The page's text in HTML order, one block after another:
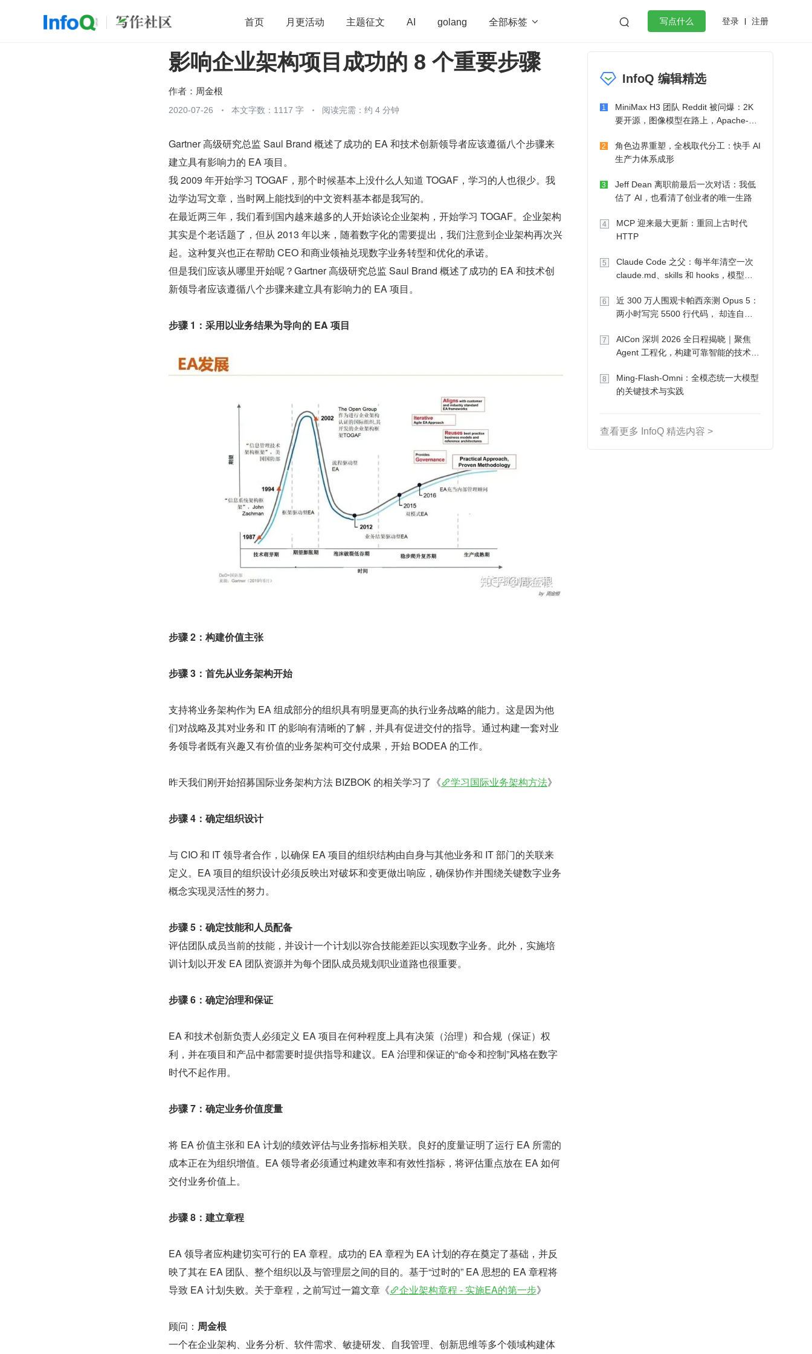
首页 月更活动 主题征文 AI golang 全部标签   写点什么 登录 注册
开源 架构 OpenHarmony 算法 学习方法 Web3.0 高效工作
团队管理 微服务架构 flutter
影响企业架构项目成功的 8 个重要步骤
作者： 周金根
2020-07-26 本文字数：1117 字 阅读完需：约 4 分钟
Gartner 高级研究总监 Saul Brand 概述了成功的 EA 和技术创新领导者应该遵循八个步骤来
建立具有影响力的 EA 项目。
我 2009 年开始学习 TOGAF，那个时候基本上没什么人知道 TOGAF，学习的人也很少。我
边学边写文章，当时网上能找到的中文资料基本都是我写的。
在最近两三年，我们看到国内越来越多的人开始谈论企业架构，开始学习 TOGAF。企业架构
其实是个老话题了，但从 2013 年以来，随着数字化的需要提出，我们注意到企业架构再次兴
起。这种复兴也正在帮助 CEO 和商业领袖兑现数字业务转型和优化的承诺。
但是我们应该从哪里开始呢？Gartner 高级研究总监 Saul Brand 概述了成功的 EA 和技术创
新领导者应该遵循八个步骤来建立具有影响力的 EA 项目。
步骤 1：采用以业务结果为导向的 EA 项目
步骤 2：构建价值主张
步骤 3：首先从业务架构开始
支持将业务架构作为 EA 组成部分的组织具有明显更高的执行业务战略的能力。这是因为他
们对战略及其对业务和 IT 的影响有清晰的了解，并具有促进交付的指导。通过构建一套对业
务领导者既有兴趣又有价值的业务架构可交付成果，开始 BODEA 的工作。
昨天我们刚开始招募国际业务架构方法 BIZBOK 的相关学习了《 学习国际业务架构方法》
步骤 4：确定组织设计
与 CIO 和 IT 领导者合作，以确保 EA 项目的组织结构由自身与其他业务和 IT 部门的关联来
定义。EA 项目的组织设计必须反映出对破坏和变更做出响应，确保协作并围绕关键数字业务
概念实现灵活性的努力。
步骤 5：确定技能和人员配备
评估团队成员当前的技能，并设计一个计划以弥合技能差距以实现数字业务。此外，实施培
训计划以开发 EA 团队资源并为每个团队成员规划职业道路也很重要。
步骤 6：确定治理和保证
EA 和技术创新负责人必须定义 EA 项目在何种程度上具有决策（治理）和合规（保证）权
利，并在项目和产品中都需要时提供指导和建议。EA 治理和保证的“命令和控制”风格在数字
时代不起作用。
步骤 7：确定业务价值度量
将 EA 价值主张和 EA 计划的绩效评估与业务指标相关联。良好的度量证明了运行 EA 所需的
成本正在为组织增值。EA 领导者必须通过构建效率和有效性指标，将评估重点放在 EA 如何
交付业务价值上。
步骤 8：建立章程
EA 领导者应构建切实可行的 EA 章程。成功的 EA 章程为 EA 计划的存在奠定了基础，并反
映了其在 EA 团队、整个组织以及与管理层之间的目的。基于“过时的” EA 思想的 EA 章程将
导致 EA 计划失败。关于章程，之前写过一篇文章《
企业架构章程 - 实施EA的第一步》
顾问： 周金根
一个在企业架构、业务分析、软件需求、敏捷研发、自我管理、创新思维等多个领域构建体
InfoQ 编辑精选
1
MiniMax H3 团队 Reddit 被问爆：2K
要开源，图像模型在路上，Apache-2.0
2
角色边界重塑，全栈取代分工：快手 AI
生产力体系成形
3
Jeff Dean 离职前最后一次对话：我低
估了 AI，也看清了创业者的唯一生路
4
MCP 迎来最大更新：重回上古时代
HTTP
5
Claude Code 之父：每半年清空一次
claude.md、skills 和 hooks，模型自
6
近 300 万人围观卡帕西亲测 Opus 5：
两小时写完 5500 行代码， 却连自己
7
AICon 深圳 2026 全日程揭晓｜聚焦
Agent 工程化，构建可靠智能的技术路
8
Ming-Flash-Omni：全模态统一大模型
的关键技术与实践
查看更多 InfoQ 精选内容 >